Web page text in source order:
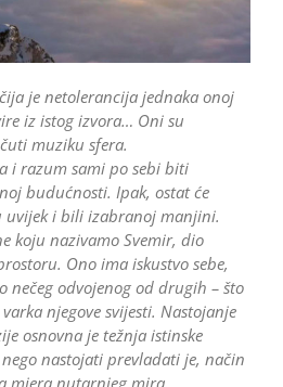
je netolerancija jednaka onoj
iz istog izvora… Oni su
muziku sfera.
i razum sami po sebi biti
budućnosti. Ipak, ostat će
uvijek i bili izabranoj manjini.
koju nazivamo Svemir, dio
Ono ima iskustvo sebe,
nečeg odvojenog od drugih – što
njegove svijesti. Nastojanje
osnovna je težnja istinske
nastojati prevladati je, način